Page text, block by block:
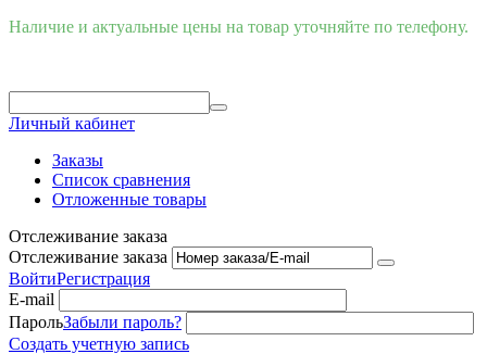
Наличие и актуальные цены на товар уточняйте по телефону.
Личный кабинет
Заказы
Список сравнения
Отложенные товары
Отслеживание заказа
Отслеживание заказа
ВойтиРегистрация
E-mail
ПарольЗабыли пароль?
Создать учетную запись